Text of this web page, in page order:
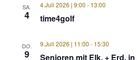
SA.
4 time4golf
4.Juli 2026 | 9:00 - 13:00
DO.
9 Senioren mit Elk. + Erd. in
9.Juli 2026 | 11:00 - 15:30